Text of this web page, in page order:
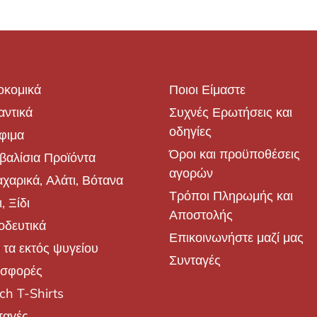
Προϊόντα
Αλάτι, Βότανα
Ξίδι
εκτός ψυγείου
T-Shirts
Ποιοι Είμαστε
Συχνές Ερωτήσεις και
οδηγίες
Όροι και προϋποθέσεις
αγορών
Τρόποι Πληρωμής και
Αποστολής
Επικοινωνήστε μαζί μας
Συνταγές